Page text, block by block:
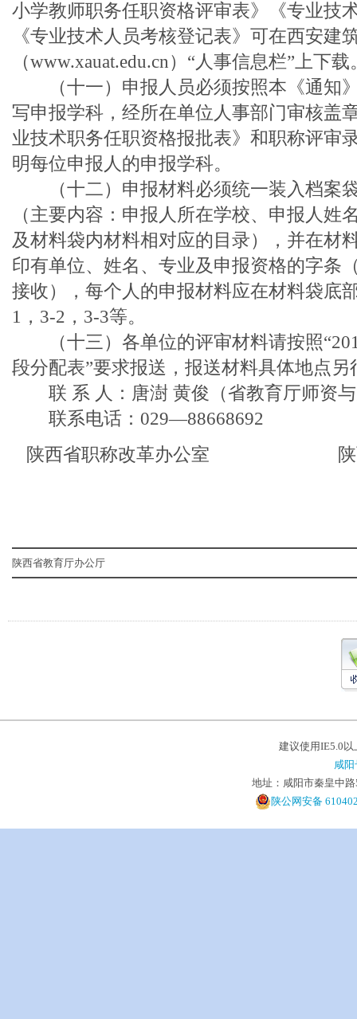
小学教师职务任职资格评审表》《专业技
《专业技术人员考核登记表》可在西安建
（www.xauat.edu.cn）“人事信息栏”上下载
（十一）申报人员必须按照本《通知
写申报学科，经所在单位人事部门审核盖
业技术职务任职资格报批表》和职称评审
明每位申报人的申报学科。
（十二）申报材料必须统一装入档案
（主要内容：申报人所在学校、申报人姓
及材料袋内材料相对应的目录），并在材
印有单位、姓名、专业及申报资格的字条
接收），每个人的申报材料应在材料袋底
1，3-2，3-3等。
（十三）各单位的评审材料请按照
段分配表”要求报送，报送材料具体地点另
联 系 人：唐澍 黄俊（省教育厅师资与
联系电话：029—88668692
陕西省职称改革办公室 陕
陕西省教育厅办公厅 2012年
建议使用IE5.0
咸
地址：咸阳市秦皇中
陕公网安备